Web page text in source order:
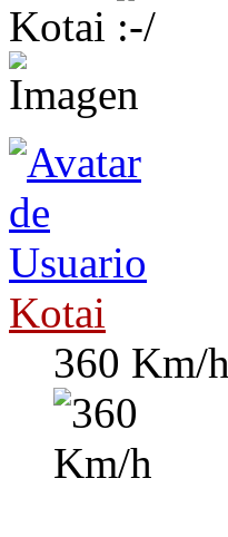
Kotai
Kotai
360 Km/h